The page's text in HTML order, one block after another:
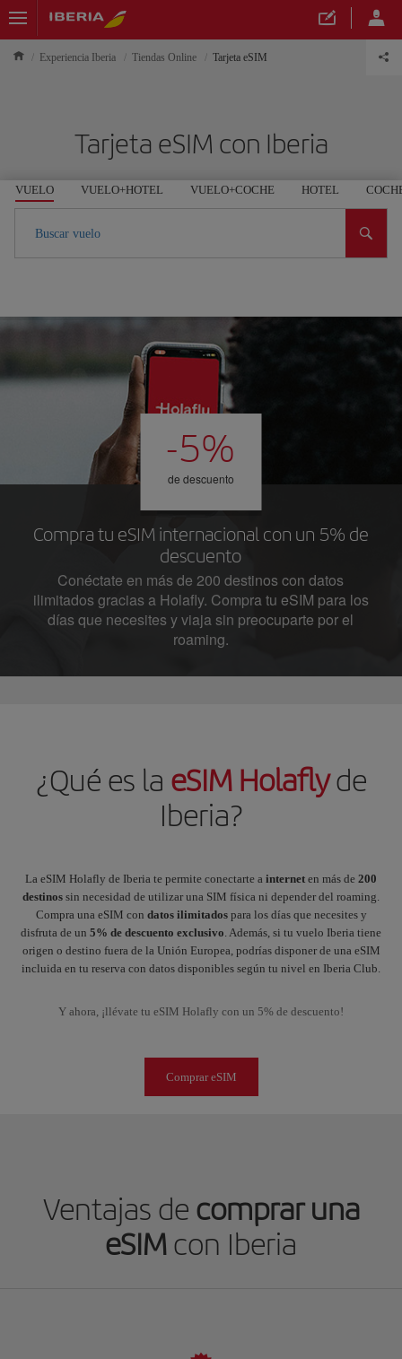
Experiencia Iberia Tiendas Online Tarjeta eSIM
Tarjeta eSIM con Iberia
VUELO VUELO+HOTEL VUELO+COCHE HOTEL
Buscar vuelo
-5%
de descuento
Compra tu eSIM internacional con un 5% de
descuento
Conéctate en más de 200 destinos con datos
ilimitados gracias a Holafly. Compra tu eSIM para los
días que necesites y viaja sin preocuparte por el
roaming.
¿Qué es la eSIM Holaflyde
Iberia?
La eSIM Holafly de Iberia te permite conectarte a internet en más de 200
destinos sin necesidad de utilizar una SIM física ni depender del roaming.
Compra una eSIM con datos ilimitados para los días que necesites y
disfruta de un 5% de descuento exclusivo . Además, si tu vuelo Iberia tiene
origen o destino fuera de la Unión Europea, podrías disponer de una eSIM
incluida en tu reserva con datos disponibles según tu nivel en Iberia Club.
Y ahora, ¡llévate tu eSIM Holafly con un 5% de descuento!
Comprar eSIM
Ventajas de comprar una
eSIMcon Iberia